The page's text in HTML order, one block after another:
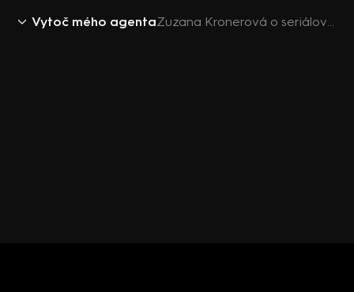
Vytoč mého agenta Zuzana Kronerová o seriálové Yvettě a domácím mazlíčkovi (1)